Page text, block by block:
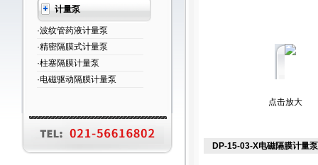
计量泵
·波纹管药液计量泵
·精密隔膜式计量泵
·柱塞隔膜计量泵
·电磁驱动隔膜计量泵
点击放大
DP-15-03-X电磁隔膜计量